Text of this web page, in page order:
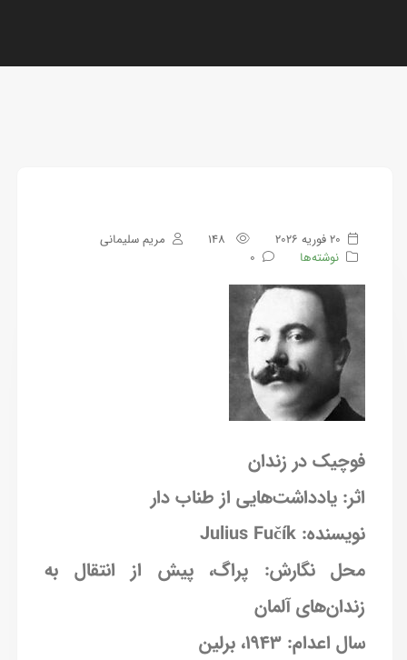
20 فوریه 2026
مریم سلیمانی
نوشته‌ها
0
فوچیک در زندان
اثر: یادداشت‌هایی از طناب دار
نویسنده: Julius Fučík
محل نگارش: پراگ، پیش از انتقال به
زندان‌های آلمان
سال اعدام: ۱۹۴۳، برلین